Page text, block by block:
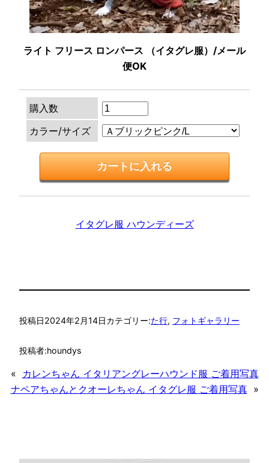
ライト フリース ロンパース （イタグレ服）/メール
便OK
購入数
カラー/サイズ
イタグレ服 ハウンディーズ
投稿日2024年2月14日カテゴリー:た行, フォトギャラリー
投稿者:houndys
«
カレンちゃん イタリアングレーハウンド服 ご着用写真
ナペアちゃんとクオーレちゃん イタグレ服 ご着用写真 »